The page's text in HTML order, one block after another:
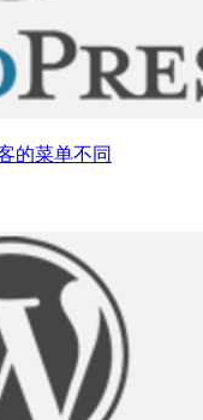
的菜单不同